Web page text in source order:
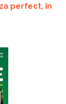
perfect, în